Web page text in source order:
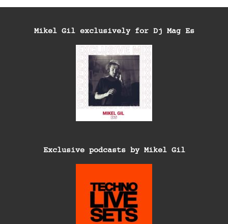
Mikel Gil exclusively for Dj Mag Es
Exclusive podcasts by Mikel Gil